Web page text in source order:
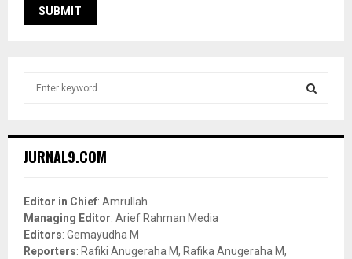
h
o
r
:
JURNAL9.COM
Editor in Chief: Amrullah
Managing Editor: Arief Rahman Media
Editors: Gemayudha M
Reporters: Rafiki Anugeraha M, Rafika Anugeraha M,